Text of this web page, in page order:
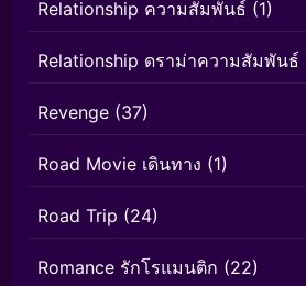
Relationship ความสัมพันธ์ (1)
Relationship ดราม่าความสัมพันธ์
Revenge (37)
Road Movie เดินทาง (1)
Road Trip (24)
Romance รักโรแมนติก (22)